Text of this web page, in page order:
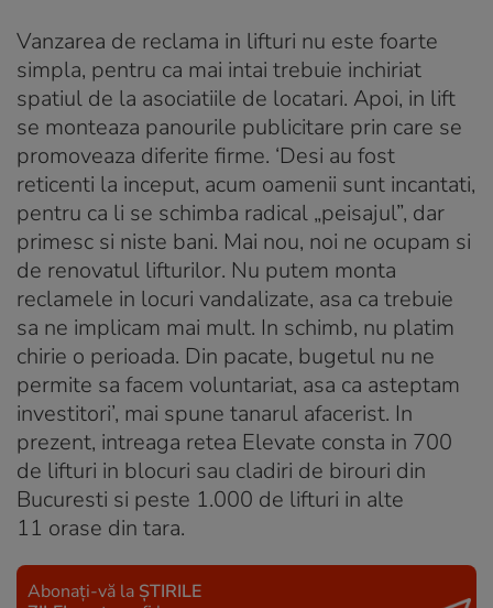
Vanzarea de reclama in lifturi nu este foarte
simpla, pentru ca mai intai trebuie inchiriat
spatiul de la asociatiile de locatari. Apoi, in lift
se monteaza panourile publicitare prin care se
promoveaza diferite firme. ‘Desi au fost
reticenti la inceput, acum oamenii sunt incantati,
pentru ca li se schimba radical „peisajul”, dar
primesc si niste bani. Mai nou, noi ne ocupam si
de renovatul lifturilor. Nu putem monta
reclamele in locuri vandalizate, asa ca trebuie
sa ne implicam mai mult. In schimb, nu platim
chirie o perioada. Din pacate, bugetul nu ne
permite sa facem voluntariat, asa ca asteptam
investitori’, mai spune tanarul afacerist. In
prezent, intreaga retea Elevate consta in 700
de lifturi in blocuri sau cladiri de birouri din
Bucuresti si peste 1.000 de lifturi in alte
11 orase din tara.
Abonați-vă la ȘTIRILE